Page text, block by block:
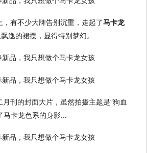
有不少大牌告别沉重，走起了马卡龙
逸的裙摆，显得特别梦幻。
刊的封面大片，虽然拍摄主题是“狗血
马卡龙色系的身影...